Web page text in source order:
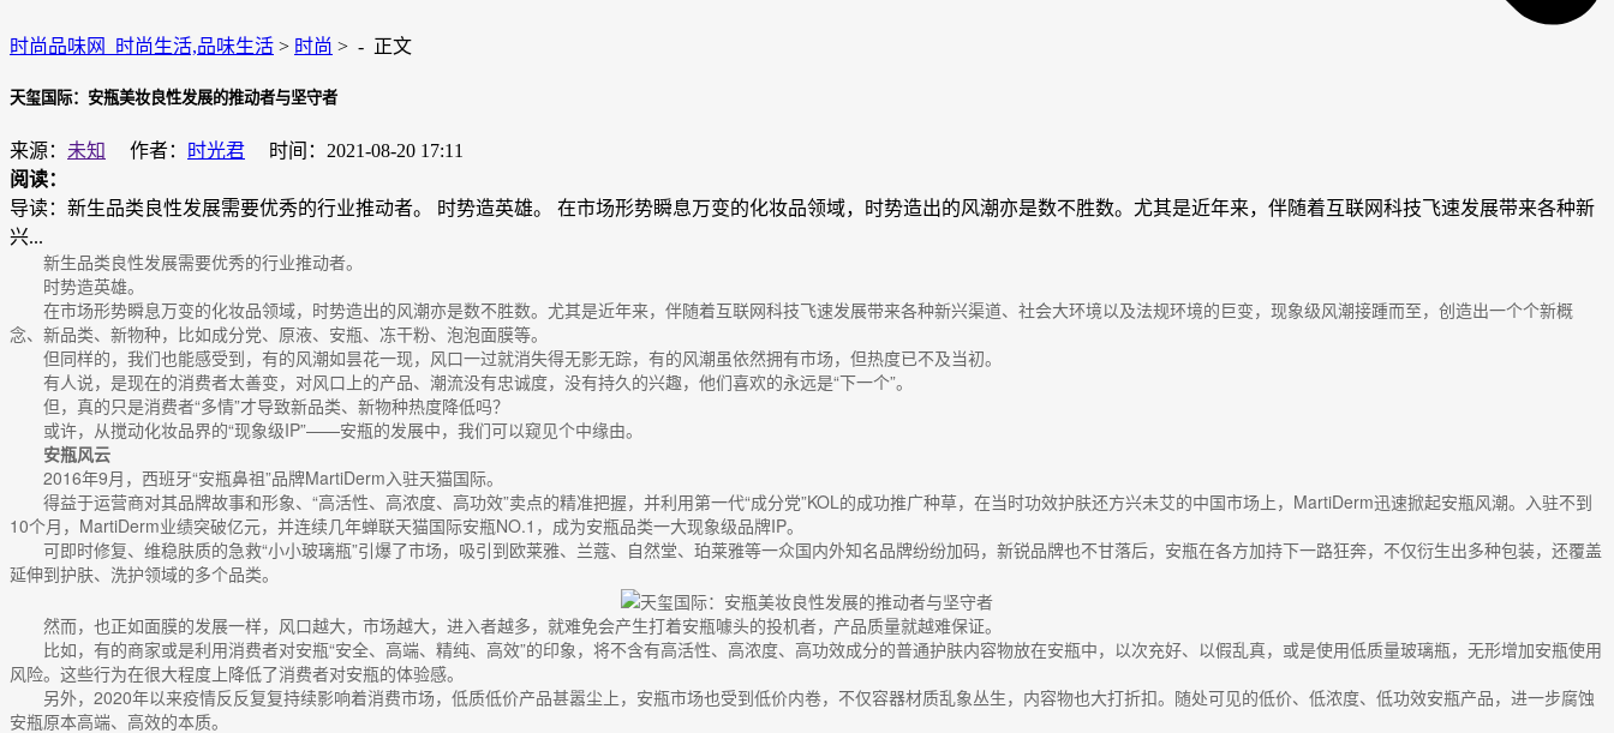
时尚品味网_时尚生活,品味生活 > 时尚 > - 正文
天玺国际：安瓶美妆良性发展的推动者与坚守者
来源： 未知 作者： 时光君
时间：2021-08-20 17:11
阅读：
导读：新生品类良性发展需要优秀的行业推动者。 时势造英雄。 在市场形势瞬息万变的化妆品领域，时势造出的风潮亦是数不胜数。尤其是近年来，伴随着互联网科技飞速发展带来各种新
兴...
新生品类良性发展需要优秀的行业推动者。
时势造英雄。
在市场形势瞬息万变的化妆品领域，时势造出的风潮亦是数不胜数。尤其是近年来，伴随着互联网科技飞速发展带来各种新兴渠道、社会大环境以及法规环境的巨变，现象级风潮接踵而至，创造出一个个新概
念、新品类、新物种，比如成分党、原液、安瓶、冻干粉、泡泡面膜等。
但同样的，我们也能感受到，有的风潮如昙花一现，风口一过就消失得无影无踪，有的风潮虽依然拥有市场，但热度已不及当初。
有人说，是现在的消费者太善变，对风口上的产品、潮流没有忠诚度，没有持久的兴趣，他们喜欢的永远是“下一个”。
但，真的只是消费者“多情”才导致新品类、新物种热度降低吗？
或许，从搅动化妆品界的“现象级IP”——安瓶的发展中，我们可以窥见个中缘由。
安瓶风云
2016年9月，西班牙“安瓶鼻祖”品牌MartiDerm入驻天猫国际。
得益于运营商对其品牌故事和形象、“高活性、高浓度、高功效”卖点的精准把握，并利用第一代“成分党”KOL的成功推广种草，在当时功效护肤还方兴未艾的中国市场上，MartiDerm迅速掀起安瓶风潮。入驻不到
10个月，MartiDerm业绩突破亿元，并连续几年蝉联天猫国际安瓶NO.1，成为安瓶品类一大现象级品牌IP。
可即时修复、维稳肤质的急救“小小玻璃瓶”引爆了市场，吸引到欧莱雅、兰蔻、自然堂、珀莱雅等一众国内外知名品牌纷纷加码，新锐品牌也不甘落后，安瓶在各方加持下一路狂奔，不仅衍生出多种包装，还覆盖
延伸到护肤、洗护领域的多个品类。
然而，也正如面膜的发展一样，风口越大，市场越大，进入者越多，就难免会产生打着安瓶噱头的投机者，产品质量就越难保证。
比如，有的商家或是利用消费者对安瓶“安全、高端、精纯、高效”的印象，将不含有高活性、高浓度、高功效成分的普通护肤内容物放在安瓶中，以次充好、以假乱真，或是使用低质量玻璃瓶，无形增加安瓶使用
风险。这些行为在很大程度上降低了消费者对安瓶的体验感。
另外，2020年以来疫情反反复复持续影响着消费市场，低质低价产品甚嚣尘上，安瓶市场也受到低价内卷，不仅容器材质乱象丛生，内容物也大打折扣。随处可见的低价、低浓度、低功效安瓶产品，进一步腐蚀
安瓶原本高端、高效的本质。